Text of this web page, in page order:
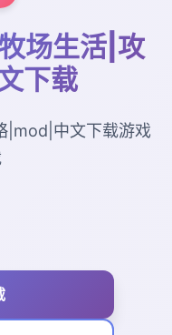
场生活|攻
下载
|mod|中文下载游戏